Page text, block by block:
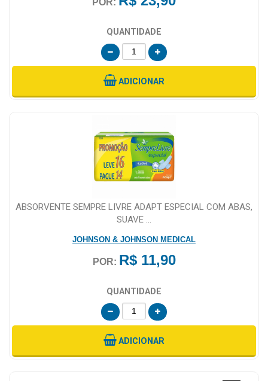
QUANTIDADE
ADICIONAR
ABSORVENTE SEMPRE LIVRE ADAPT ESPECIAL COM ABAS,
SUAVE ...
JOHNSON & JOHNSON MEDICAL
POR: R$ 11,90
QUANTIDADE
ADICIONAR